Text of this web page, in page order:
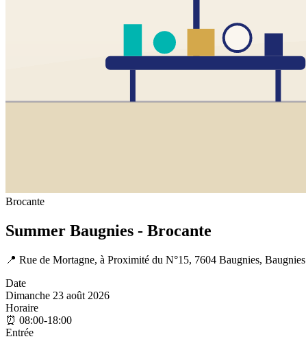
Brocante
Summer Baugnies - Brocante
📍 Rue de Mortagne, à Proximité du N°15, 7604 Baugnies, Baugnies
Date
Dimanche 23 août 2026
Horaire
⏰ 08:00-18:00
Entrée